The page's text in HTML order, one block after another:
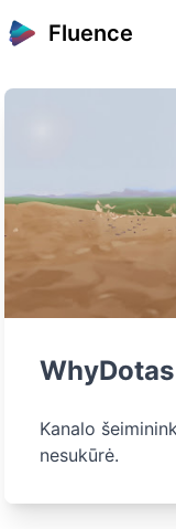
Fluence
WhyDotas
Kanalo
nesukūrė.